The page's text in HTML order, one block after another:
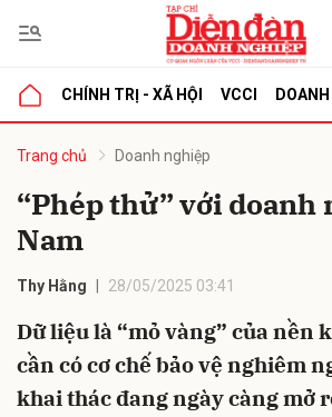
CHÍNH TRỊ - XÃ HỘI VCCI
Trang chủ Doanh nghiệp
“Phép thử” với doanh
Nam
Thy Hằng 28/05/2025 03:41
Dữ liệu là “mỏ vàng” của nền
cần có cơ chế bảo vệ nghiêm
khai thác đang ngày càng mở
luận